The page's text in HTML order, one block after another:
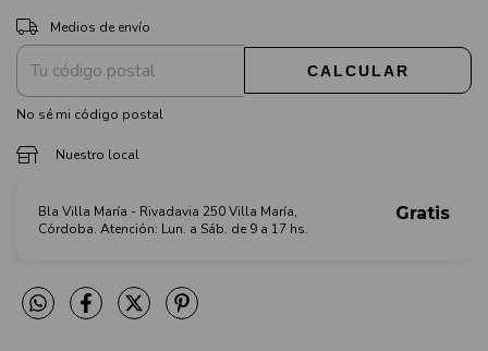
Entregas para el CP:
Medios de envío
CALCULAR
No sé mi código postal
Nuestro local
Bla Villa María - Rivadavia 250 Villa María,
Córdoba. Atención: Lun. a Sáb. de 9 a 17 hs.
Gratis